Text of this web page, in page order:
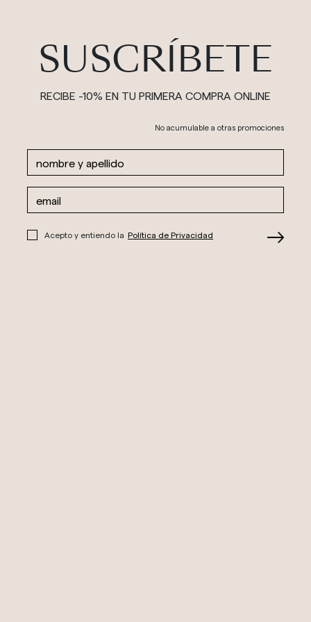
SUSCRÍBETE
RECIBE -10% EN TU PRIMERA COMPRA ONLINE
No acumulable a otras promociones
Acepto y entiendo la Política de Privacidad